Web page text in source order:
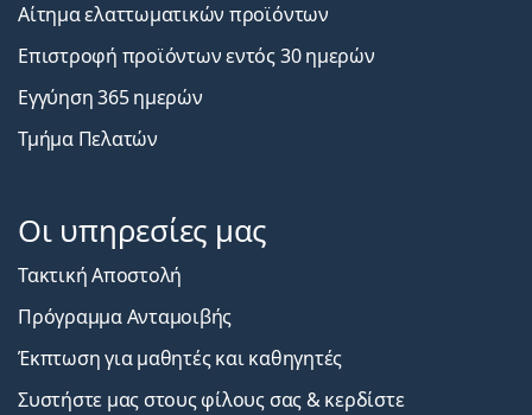
Αίτημα ελαττωματικών προϊόντων
Επιστροφή προϊόντων εντός 30 ημερών
Εγγύηση 365 ημερών
Τμήμα Πελατών
Οι υπηρεσίες μας
Τακτική Αποστολή
Πρόγραμμα Ανταμοιβής
Έκπτωση για μαθητές και καθηγητές
Συστήστε μας στους φίλους σας & κερδίστε